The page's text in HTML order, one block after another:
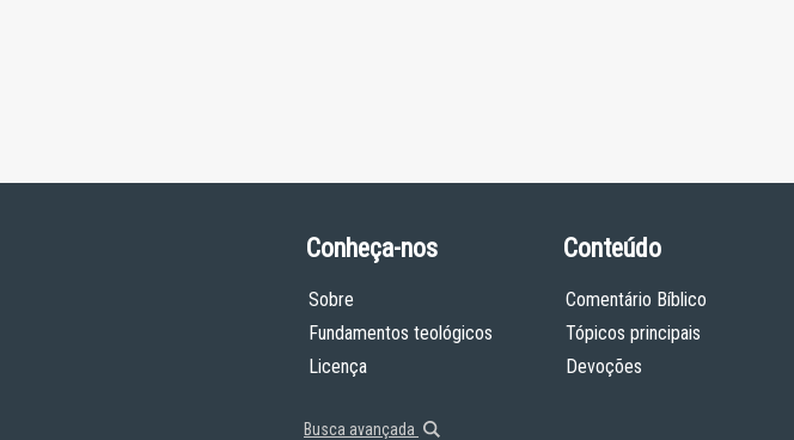
Conheça-nos
Sobre
Fundamentos teológicos
Licença
Busca avançada
Conteúdo
Comentário Bíblico
Tópicos principais
Devoções